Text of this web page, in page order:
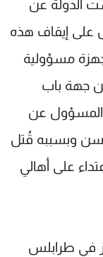
الدولة عن
على إيقاف هذه
مسؤولية
جهة باب
المسؤول عن
وبسببه قُتل
على أهالي
في طرابلس